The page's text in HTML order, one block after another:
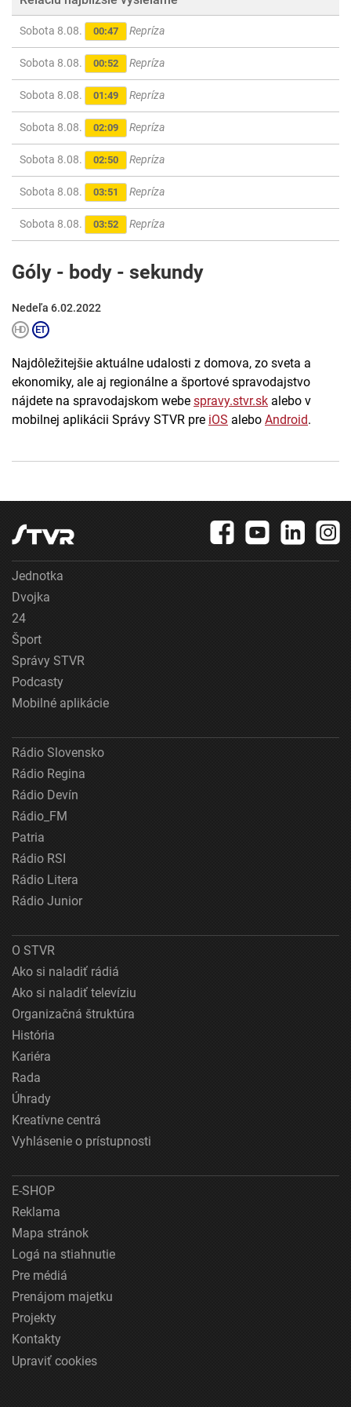
Sobota 8.08. 00:47 Repríza
Sobota 8.08. 00:52 Repríza
Sobota 8.08. 01:49 Repríza
Sobota 8.08. 02:09 Repríza
Sobota 8.08. 02:50 Repríza
Sobota 8.08. 03:51 Repríza
Sobota 8.08. 03:52 Repríza
Góly - body - sekundy
Nedeľa 6.02.2022
Najdôležitejšie aktuálne udalosti z domova, zo sveta a
ekonomiky, ale aj regionálne a športové spravodajstvo
nájdete na spravodajskom webe spravy.stvr.sk alebo v
mobilnej aplikácii Správy STVR pre iOS alebo Android.
Jednotka
Dvojka
24
Šport
Správy STVR
Podcasty
Mobilné aplikácie
Rádio Slovensko
Rádio Regina
Rádio Devín
Rádio_FM
Patria
Rádio RSI
Rádio Litera
Rádio Junior
O STVR
Ako si naladiť rádiá
Ako si naladiť televíziu
Organizačná štruktúra
História
Kariéra
Rada
Úhrady
Kreatívne centrá
Vyhlásenie o prístupnosti
E-SHOP
Reklama
Mapa stránok
Logá na stiahnutie
Pre médiá
Prenájom majetku
Projekty
Kontakty
Upraviť cookies